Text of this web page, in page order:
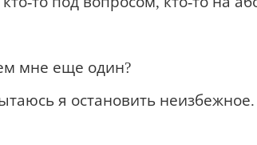
мне еще один?
я остановить неизбежное.